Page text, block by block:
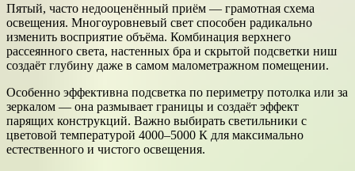
Пятый, часто недооценённый приём — грамотная схема
освещения. Многоуровневый свет способен радикально
изменить восприятие объёма. Комбинация верхнего
рассеянного света, настенных бра и скрытой подсветки ниш
создаёт глубину даже в самом малометражном помещении.
Особенно эффективна подсветка по периметру потолка или за
зеркалом — она размывает границы и создаёт эффект
парящих конструкций. Важно выбирать светильники с
цветовой температурой 4000–5000 К для максимально
естественного и чистого освещения.